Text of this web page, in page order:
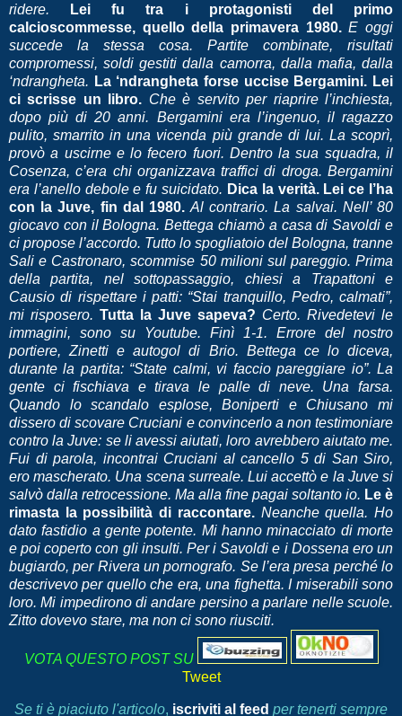
ridere.
Lei fu tra i protagonisti del primo
calcioscommesse, quello della primavera 1980.E oggi
succede la stessa cosa. Partite combinate, risultati
compromessi, soldi gestiti dalla camorra, dalla mafia, dalla
‘ndrangheta. La ‘ndrangheta forse uccise Bergamini. Lei
ci scrisse un libro. Che è servito per riaprire l’inchiesta,
dopo più di 20 anni. Bergamini era l’ingenuo, il ragazzo
pulito, smarrito in una vicenda più grande di lui. La scoprì,
provò a uscirne e lo fecero fuori. Dentro la sua squadra, il
Cosenza, c’era chi organizzava traffici di droga. Bergamini
era l’anello debole e fu suicidato. Dica la verità. Lei ce l’ha
con la Juve, fin dal 1980.Al contrario. La salvai. Nell’ 80
giocavo con il Bologna. Bettega chiamò a casa di Savoldi e
ci propose l’accordo. Tutto lo spogliatoio del Bologna, tranne
Sali e Castronaro, scommise 50 milioni sul pareggio. Prima
della partita, nel sottopassaggio, chiesi a Trapattoni e
Causio di rispettare i patti: “Stai tranquillo, Pedro, calmati”,
mi risposero. Tutta la Juve sapeva? Certo. Rivedetevi le
immagini, sono su Youtube. Finì 1-1. Errore del nostro
portiere, Zinetti e autogol di Brio. Bettega ce lo diceva,
durante la partita: “State calmi, vi faccio pareggiare io”. La
gente ci fischiava e tirava le palle di neve. Una farsa.
Quando lo scandalo esplose, Boniperti e Chiusano mi
dissero di scovare Cruciani e convincerlo a non testimoniare
contro la Juve: se li avessi aiutati, loro avrebbero aiutato me.
Fui di parola, incontrai Cruciani al cancello 5 di San Siro,
ero mascherato. Una scena surreale. Lui accettò e la Juve si
salvò dalla retrocessione. Ma alla fine pagai soltanto io. Le è
rimasta la possibilità di raccontare. Neanche quella. Ho
dato fastidio a gente potente. Mi hanno minacciato di morte
e poi coperto con gli insulti. Per i Savoldi e i Dossena ero un
bugiardo, per Rivera un pornografo. Se l’era presa perché lo
descrivevo per quello che era, una fighetta. I miserabili sono
loro. Mi impedirono di andare persino a parlare nelle scuole.
Zitto dovevo stare, ma non ci sono riusciti.
VOTA QUESTO POST SU
Tweet
Se ti è piaciuto l'articolo, iscriviti al feed per tenerti sempre